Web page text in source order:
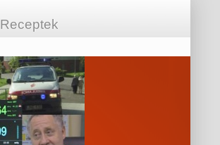
Receptek